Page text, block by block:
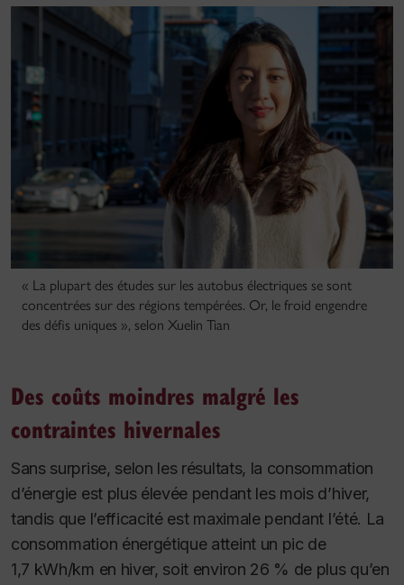
« La plupart des études sur les autobus électriques se sont
concentrées sur des régions tempérées. Or, le froid engendre
des défis uniques », selon Xuelin Tian
Des coûts moindres malgré les
contraintes hivernales
Sans surprise, selon les résultats, la consommation
d’énergie est plus élevée pendant les mois d’hiver,
tandis que l’efficacité est maximale pendant l’été. La
consommation énergétique atteint un pic de
1,7 kWh/km en hiver, soit environ 26 % de plus qu’en